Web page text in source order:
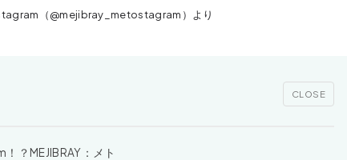
（@mejibray_metostagram）より
CLOSE
？MEJIBRAY：メト